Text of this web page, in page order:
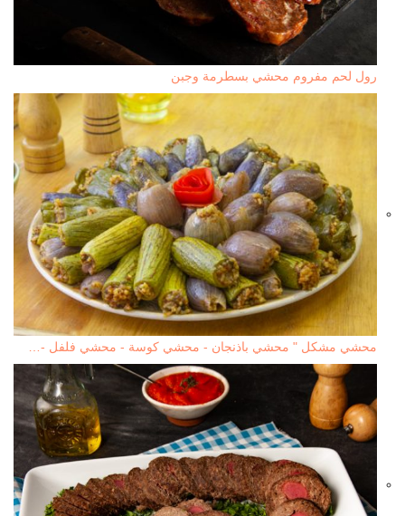
رول لحم مفروم محشي بسطرمة وجبن
محشي مشكل " محشي باذنجان - محشي كوسة - محشي فلفل -…